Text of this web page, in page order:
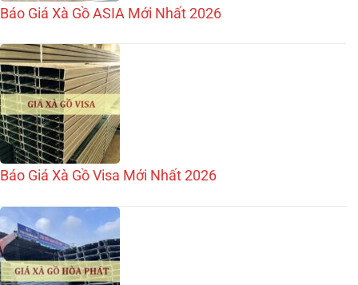
Báo Giá Xà Gồ ASIA Mới Nhất 2026
Báo Giá Xà Gồ Visa Mới Nhất 2026